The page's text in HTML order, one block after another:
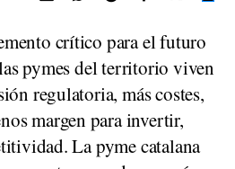
crítico para el futuro
pymes del territorio viven
regulatoria, más costes,
margen para invertir,
La pyme catalana